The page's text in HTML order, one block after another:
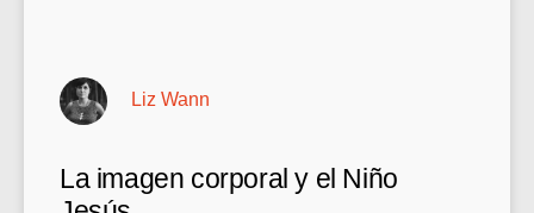
La imagen corporal y el Niño
Liz Wann